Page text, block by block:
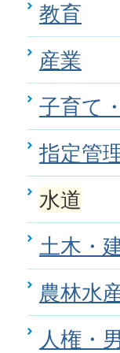
教育
産業
子育て
指定管
水道
土木・
農林水
人権・